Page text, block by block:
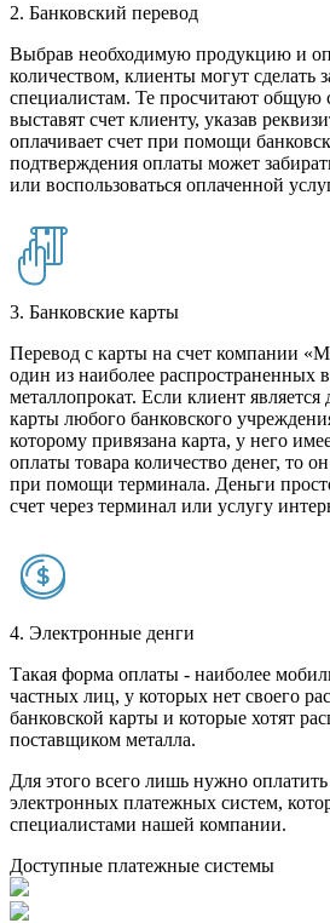
2. Банковский перевод
Выбрав необходимую продукцию и
количеством, клиенты могут сделать
специалистам. Те просчитают общую
выставят счет клиенту, указав
оплачивает счет при помощи
подтверждения оплаты может
или воспользоваться оплаченной
3. Банковские карты
Перевод с карты на счет компании
один из наиболее распространенных
металлопрокат. Если клиент является
карты любого банковского
которому привязана карта, у него
оплаты товара количество денег, то
при помощи терминала. Деньги
счет через терминал или услугу
4. Электронные денги
Такая форма оплаты - наиболее
частных лиц, у которых нет своего
банковской карты и которые хотят
поставщиком металла.
Для этого всего лишь нужно оплатить
электронных платежных систем,
специалистами нашей компании.
Доступные платежные системы